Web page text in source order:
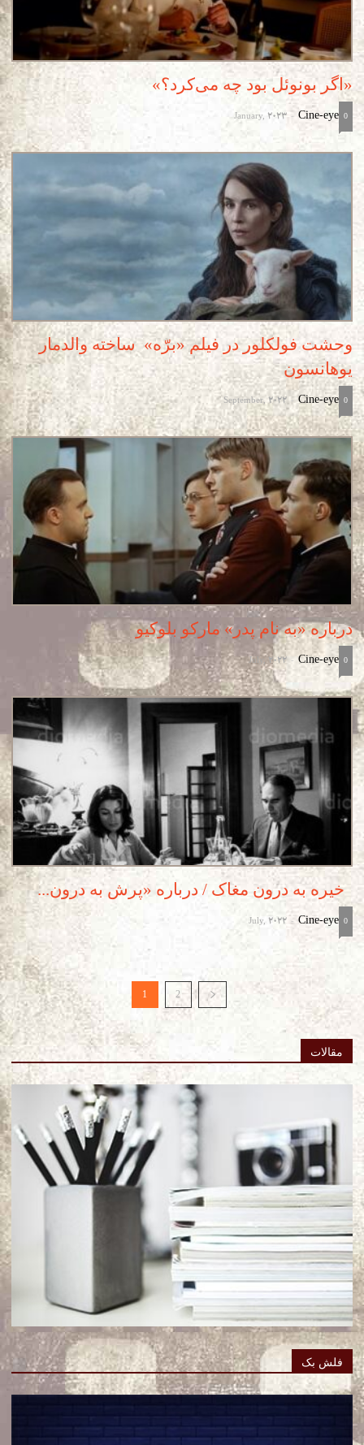
«اگر بونوئل بود چه می‌کرد؟»
Cine-eye
-
January, 2023 0
وحشت فولکلور در فیلم «برّه» ساخته والدمار
یوهانسون
Cine-eye
-
September, 2022 0
درباره «به نام پدر» مارکو بلوکیو
Cine-eye
-
July, 2022 0
خیره به درون مغاک / درباره «پرش به درون...
Cine-eye
-
July, 2022 0
1 2
مقالات
فلش بک